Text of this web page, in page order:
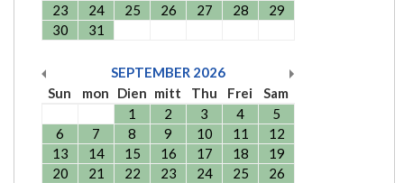
23
24 25 26 27 28
29
30
31
SEPTEMBER 2026
Sun
mon Dien mitt Thu Frei
Sam
1
2 3 4
5
6
7 8 9 10 11
12
13
14 15 16 17 18
19
20
21 22 23 24 25
26